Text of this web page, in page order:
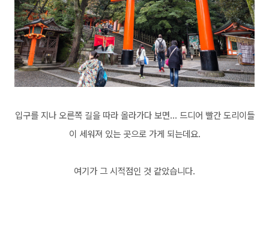
입구를 지나 오른쪽 길을 따라 올라가다 보면... 드디어 빨간 도리이들
이 세워져 있는 곳으로 가게 되는데요.
여기가 그 시적점인 것 같았습니다.